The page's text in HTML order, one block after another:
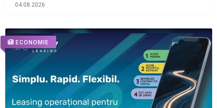
04.08.2026
ECONOMIE